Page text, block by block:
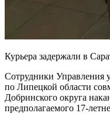
Курьера задержали в
Сотрудники Управления
по Липецкой области
Добринского округа
предполагаемого 17-